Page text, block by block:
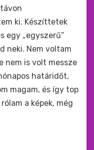
ki. Készíttetek
egy „egyszerű”
neki. Nem voltam
nem is volt messze
határidőt,
magam, és így top
a képek, még